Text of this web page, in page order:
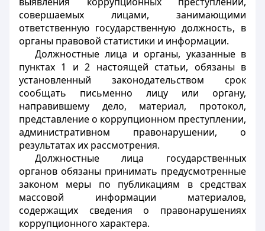
совершаемых лицами, занимающими
ответственную государственную должность, в
органы правовой статистики и информации.
Должностные лица и органы, указанные в
пунктах 1 и 2 настоящей статьи, обязаны в
установленный законодательством срок
сообщать письменно лицу или органу,
направившему дело, материал, протокол,
представление о коррупционном преступлении,
административном правонарушении, о
результатах их рассмотрения.
Должностные лица государственных
органов обязаны принимать предусмотренные
законом меры по публикациям в средствах
массовой информации материалов,
содержащих сведения о правонарушениях
коррупционного характера.